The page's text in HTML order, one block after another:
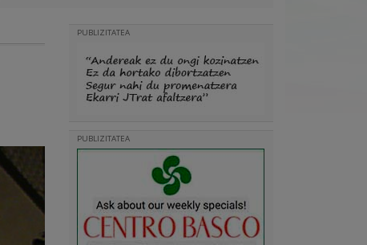
PUBLIZITATEA
PUBLIZITATEA